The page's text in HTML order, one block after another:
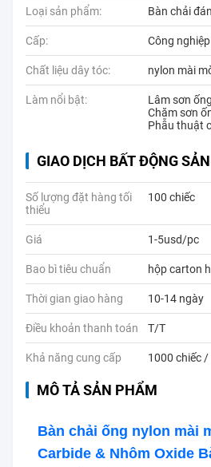
Loại sản phẩm: Bàn chải
Cấp: Công nghiệp
Chất liệu dây tóc: nylon mài
Làm nổi bật: Lâm sơn
Chăm sơn
Phẫu thuật
GIAO DỊCH BẤT ĐỘNG SẢN
Số lượng đặt hàng tối
thiểu
100 chiếc
Giá 1-5usd/pc
Bao bì tiêu chuẩn hộp carton
Thời gian giao hàng 10-14 ngày
Điều khoản thanh toán T/T
Khả năng cung cấp 1000 chiếc
MÔ TẢ SẢN PHẨM
Bàn chải ống nylon mài
Carbide & Nhôm Oxide